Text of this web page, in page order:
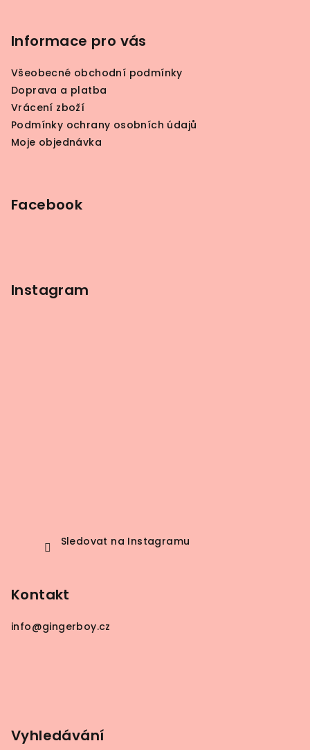
Informace pro vás
Všeobecné obchodní podmínky
Doprava a platba
Vrácení zboží
Podmínky ochrany osobních údajů
Moje objednávka
Facebook
Instagram
Sledovat na Instagramu
Kontakt
info@gingerboy.cz
Vyhledávání